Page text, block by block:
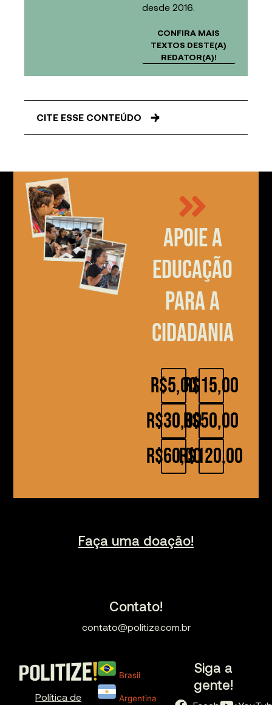
desde 2016.
CONFIRA MAIS
TEXTOS DESTE(A)
REDATOR(A)!
CITE ESSE CONTEÚDO
Apoie a
educação
para a
cidadania
R$5,00
R$30,00
R$60,00
R$15,00
R$50,00
R$120,00
Faça uma doação!
Contato!
contato@politize.com.br
Política de
Brasil
Argentina
Siga a
gente!